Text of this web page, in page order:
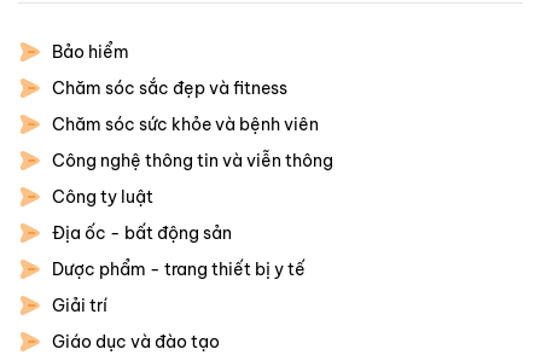
Bảo hiểm
Chăm sóc sắc đẹp và fitness
Chăm sóc sức khỏe và bệnh viên
Công nghệ thông tin và viễn thông
Công ty luật
Địa ốc - bất động sản
Dược phẩm - trang thiết bị y tế
Giải trí
Giáo dục và đào tạo